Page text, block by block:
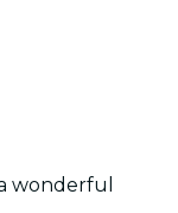
wonderful